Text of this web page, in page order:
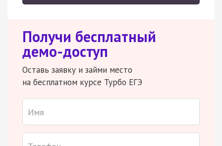
Получи бесплатный
демо-доступ
Оставь заявку и займи место
на бесплатном курсе Турбо ЕГЭ